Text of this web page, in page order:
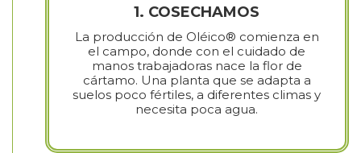
1. COSECHAMOS
La producción de Oléico® comienza en
el campo, donde con el cuidado de
manos trabajadoras nace la flor de
cártamo. Una planta que se adapta a
suelos poco fértiles, a diferentes climas y
necesita poca agua.